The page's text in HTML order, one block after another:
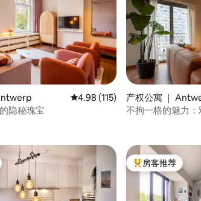
，共 137 条评价平均评分 4.98 分（满分 5 分）
4.98 (115)
隐秘瑰宝
产权公寓 ｜
不拘一格的魅力
荐」 热门「房客推荐」
房客推荐